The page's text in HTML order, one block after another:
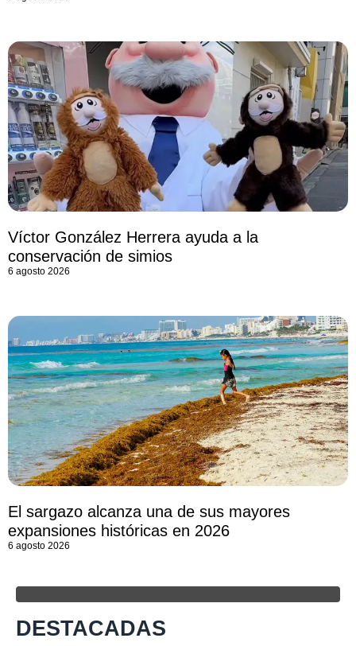
Víctor González Herrera ayuda a la
conservación de simios
6 agosto 2026
El sargazo alcanza una de sus mayores
expansiones históricas en 2026
6 agosto 2026
DESTACADAS